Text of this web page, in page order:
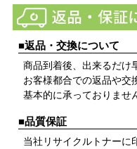
■返品・交換について
商品到着後、出来るだけ
お客様都合での返品や交
基本的に承っておりませ
■品質保証
当社リサイクルトナーに